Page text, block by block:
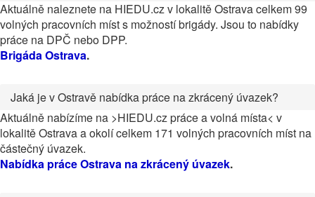
Aktuálně naleznete na HIEDU.cz v lokalitě Ostrava celkem 99
volných pracovních míst s možností brigády. Jsou to nabídky
práce na DPČ nebo DPP.
Brigáda Ostrava.
Jaká je v Ostravě nabídka práce na zkrácený úvazek?
Aktuálně nabízíme na >HIEDU.cz práce a volná místa< v
lokalitě Ostrava a okolí celkem 171 volných pracovních míst na
částečný úvazek.
Nabídka práce Ostrava na zkrácený úvazek.